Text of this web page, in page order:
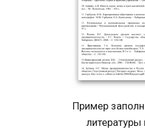
Пример